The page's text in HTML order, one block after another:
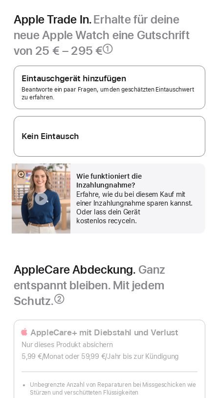
Apple Trade In.Erhalte für deine
neue Apple Watch eine Gutschrift
von 25 € – 295 €①
Apple
Trade In.
Eintauschgerät hinzufügen
Beantworte ein paar Fragen, um den geschätzten Eintauschwert
zu erfahren.
Kein Eintausch
Wie funktioniert die
Inzahlungnahme?
Erfahre, wie du bei diesem Kauf mit
einer Inzahlungnahme sparen kannst.
Oder lass dein Gerät
kostenlos recyceln.
Mehr
anzeigen
AppleCare Abdeckung. Ganz
entspannt bleiben. Mit jedem
Schutz.②
AppleCare+ mit Diebstahl und Verlust
Nur dieses Produkt absichern
5,99 €/Monatpro
oder 59,99 €/Jahr Pro
bis zur Kündigung
Unbegrenzte Anzahl von Reparaturen bei Missgeschicken wie
Stürzen und verschütteten Flüssigkeiten